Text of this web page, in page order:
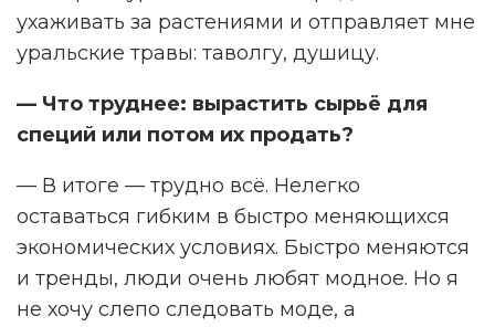
ухаживать за растениями и отправляет мне
уральские травы: таволгу, душицу.
— Что труднее: вырастить сырьё для
специй или потом их продать?
— В итоге — трудно всё. Нелегко
оставаться гибким в быстро меняющихся
экономических условиях. Быстро меняются
и тренды, люди очень любят модное. Но я
не хочу слепо следовать моде, а